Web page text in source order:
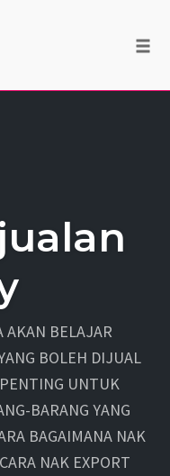
AKAN BELAJAR
BOLEH DIJUAL
UNTUK
BARANG YANG
BAGAIMANA NAK
NAK EXPORT